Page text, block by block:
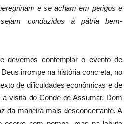
e se acham em perigos e
conduzidos à pátria bem-
devemos contemplar o evento de
irrompe na história concreta, no
de dificuldades econômicas e de
visita do Conde de Assumar, Dom
da maneira mais desconcertante. A